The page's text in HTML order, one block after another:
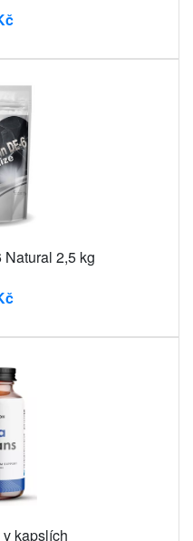
2,5 kg
kapslích